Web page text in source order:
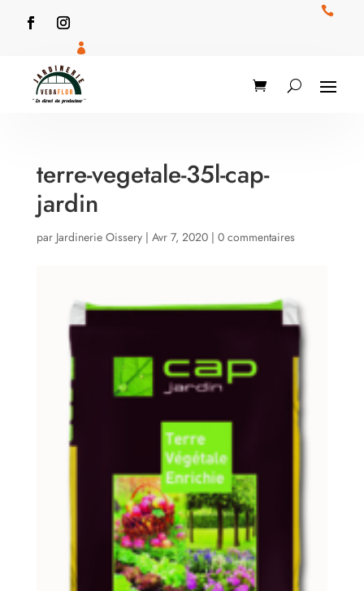


terre-vegetale-35l-cap-
jardin
par Jardinerie Oissery| Avr 7, 2020| 0 commentaires